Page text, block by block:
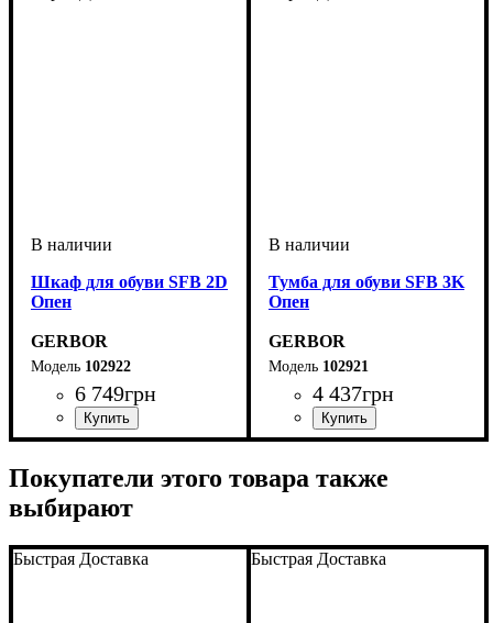
Шкаф для обуви SFB 2D
Опен
GERBOR
102922
6 749грн
Тумба для обуви SFB 3K
Опен
GERBOR
102921
4 437грн
Покупатели этого товара также
выбирают
Быстрая Доставка Быстрая Доставка